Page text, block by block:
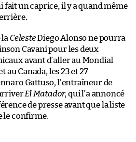
fait un caprice, il y a quand même
la CelesteDiego Alonso ne pourra
Cavani pour les deux
avant d’aller au Mondial
au Canada, les 23 et 27
Gattuso, l’entraîneur de
El Matador, qui l’a annoncé
de presse avant que la liste
le confirme.